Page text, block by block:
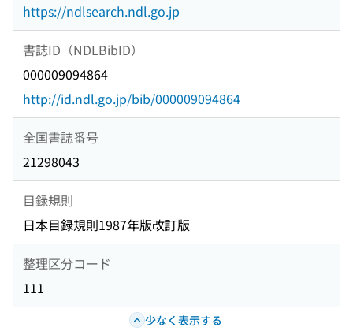
https://ndlsearch.ndl.go.jp
書誌ID（NDLBibID）
000009094864
http://id.ndl.go.jp/bib/000009094864
全国書誌番号
21298043
目録規則
日本目録規則1987年版改訂版
整理区分コード
111
少なく表示する